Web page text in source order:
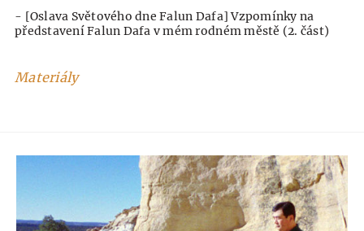
- [Oslava Světového dne Falun Dafa] Vzpomínky na
představení Falun Dafa v mém rodném městě (2. část)
Materiály